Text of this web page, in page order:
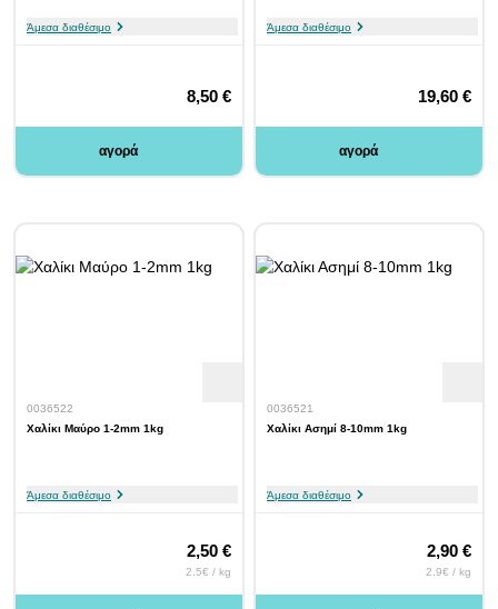
Άμεσα διαθέσιμο
8,50 €
αγορά
Άμεσα διαθέσιμο
19,60 €
αγορά
0036522
Χαλίκι Μαύρο 1-2mm 1kg
Άμεσα διαθέσιμο
2,50 €
2.5€ / kg
0036521
Χαλίκι Ασημί 8-10mm 1kg
Άμεσα διαθέσιμο
2,90 €
2.9€ / kg